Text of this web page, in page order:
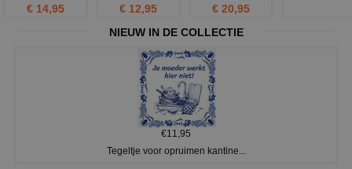
€ 14,95
€ 12,95
€ 20,95
NIEUW IN DE COLLECTIE
€11,95
Tegeltje voor opruimen kantine...